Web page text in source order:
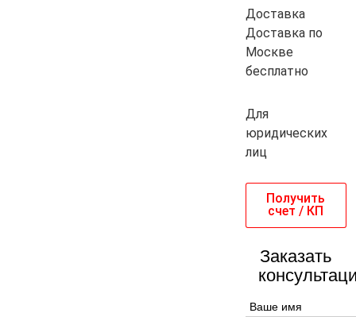
Доставка
Доставка по
Москве
бесплатно
Для
юридических
лиц
Получить
счет / КП
Заказать
Ваше имя